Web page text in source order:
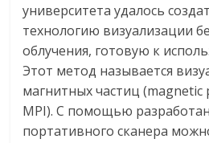
университета удалось
технологию визуализации
облучения, готовую к
Этот метод называется
магнитных частиц
MPI). С помощью
портативного сканера